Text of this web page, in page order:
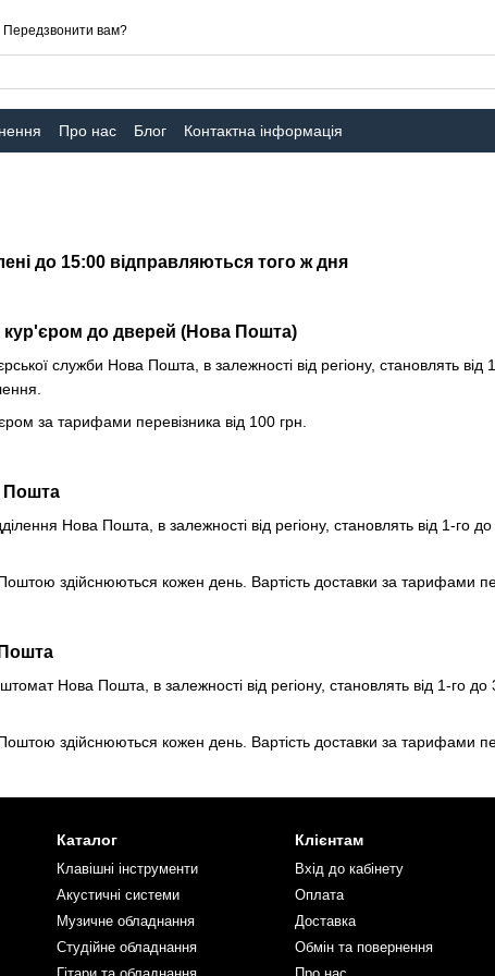
Передзвонити вам?
Про нас Блог Контактна інформація
до 15:00 відправляються того ж дня
кур'єром до дверей (Нова Пошта)
служби Нова Пошта, в залежності від регіону, становлять
за тарифами перевізника від 100 грн.
Пошта
Нова Пошта, в залежності від регіону, становлять від 1-го
здійснюються кожен день. Вартість доставки за тарифами
Нова Пошта, в залежності від регіону, становлять від 1-го
здійснюються кожен день. Вартість доставки за тарифами
Каталог
Клавішні інструменти
Акустичні системи
Музичне обладнання
Студійне обладнання
Клієнтам
Вхід до кабінету
Оплата
Доставка
Обмін та повернення